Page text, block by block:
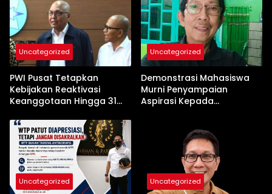
Uncategorized
PWI Pusat Tetapkan
Kebijakan Reaktivasi
Keanggotaan Hingga 31
Uncategorized
Demonstrasi Mahasiswa
Murni Penyampaian
Aspirasi Kepada
Uncategorized Uncategorized